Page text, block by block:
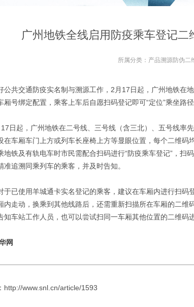
广州地铁全线启用防疫乘车登记
所属分类： 产品溯源防伪二
公共交通防疫实名制与溯源工作，2月17日起，广州地铁在
厢号绑定配置，乘客上车后自愿扫码登记即可“定位”乘坐路
日起，广州地铁在二号线、三号线（含三北）、五号线率
在车厢车门上方或列车长座椅上方等显眼位置，每个二维
地铁及有轨电车时市民需配合扫码进行“防疫乘车登记”，
准追溯同乘列车的乘客，并及时告知。
于已使用羊城通卡实名登记的乘客，建议在车厢内进行扫
内走动，换乘到其他线路后，还需重新扫描所在车厢的二
知车站工作人员，也可以尝试扫同一车厢其他位置的二维码
网
http://www.snl.cn/article/1593